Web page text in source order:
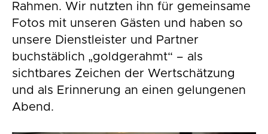
Rahmen. Wir nutzten ihn für gemeinsame
Fotos mit unseren Gästen und haben so
unsere Dienstleister und Partner
buchstäblich „goldgerahmt“ – als
sichtbares Zeichen der Wertschätzung
und als Erinnerung an einen gelungenen
Abend.